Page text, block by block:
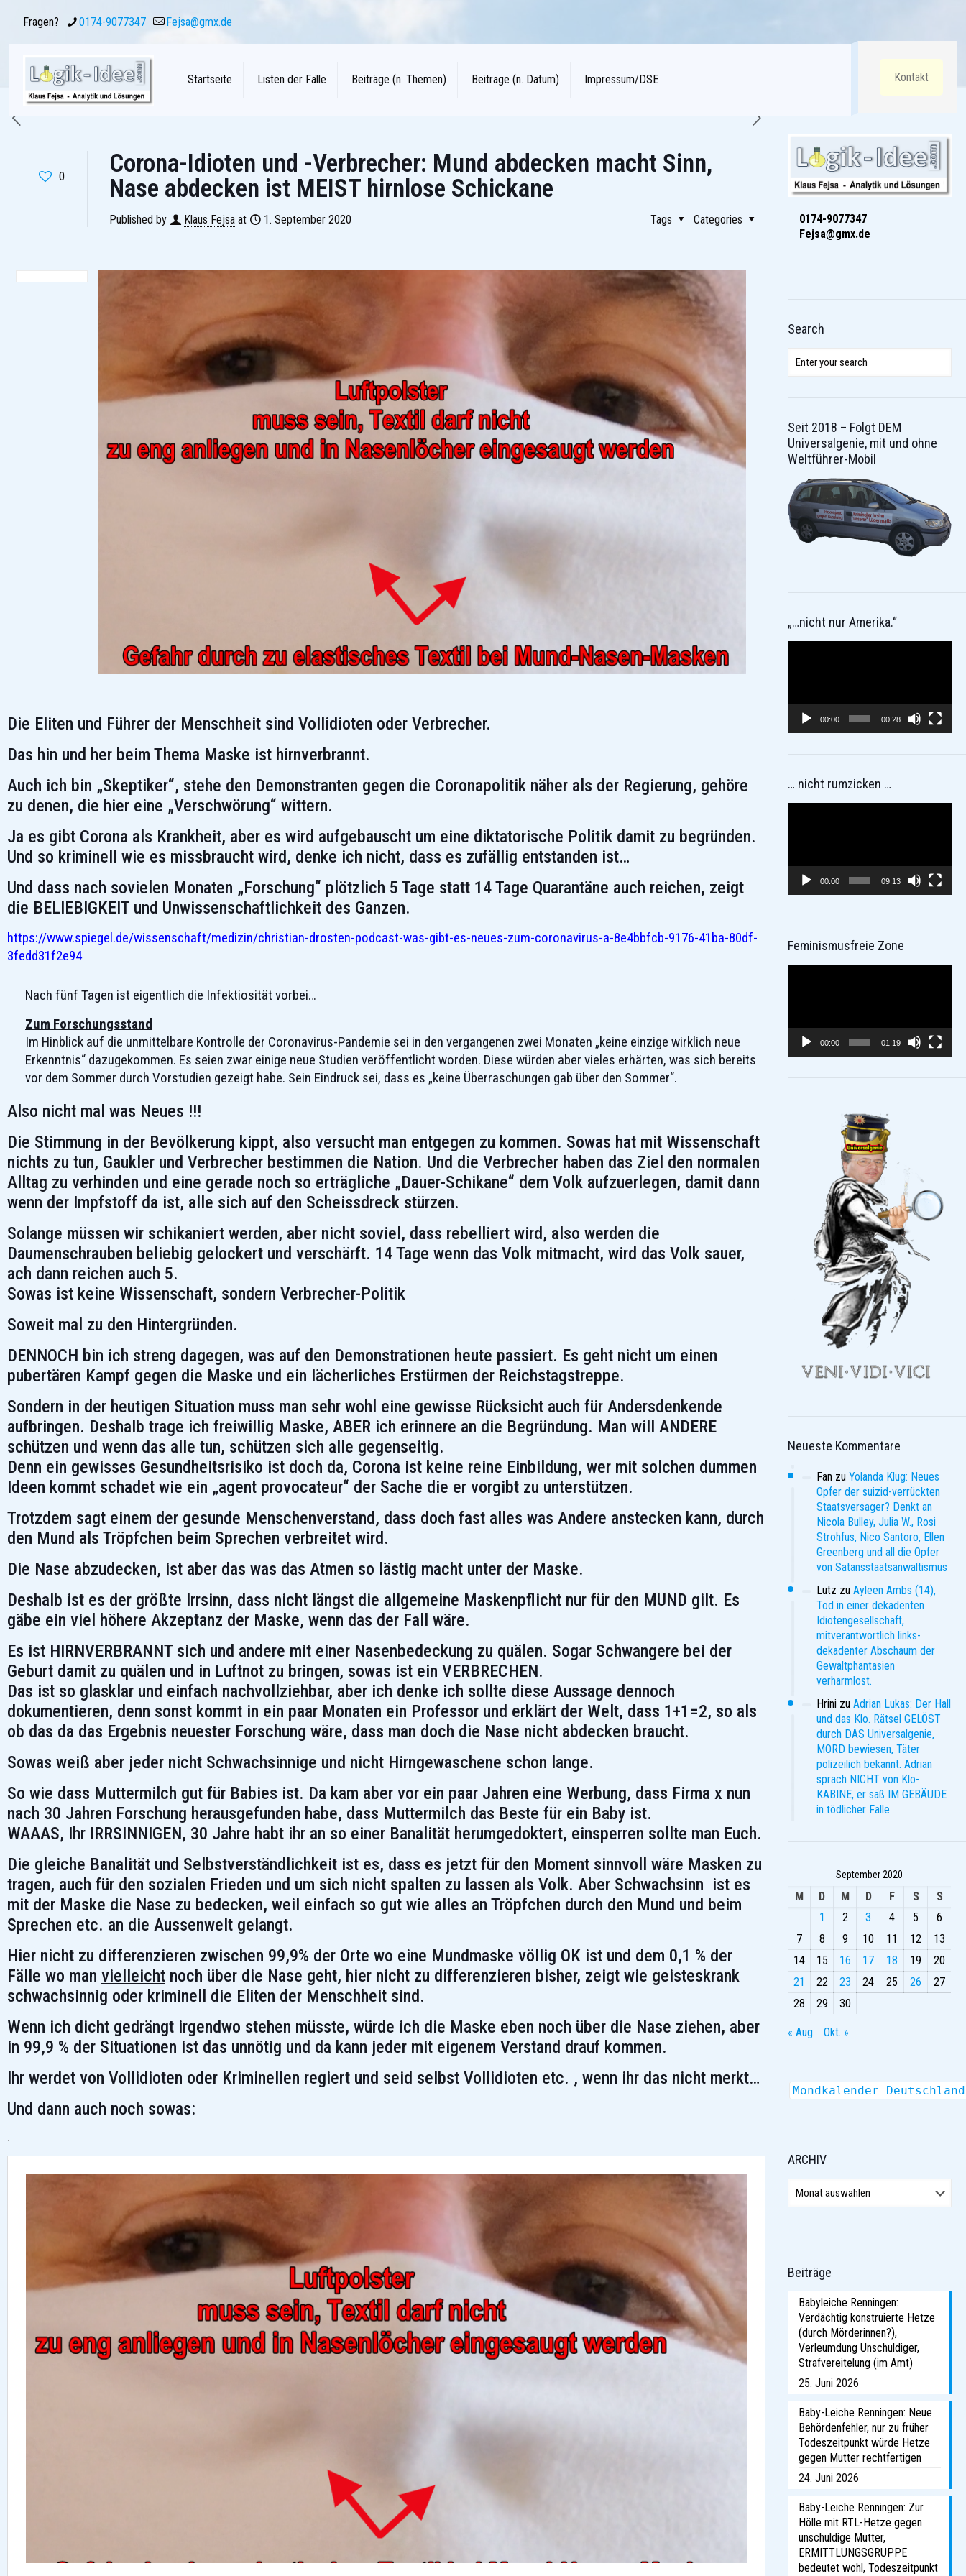
Fragen? 0174-9077347 Fejsa@gmx.de
Startseite Listen der Fälle Beiträge (n. Themen) Beiträge (n. Datum) Impressum/DSE Kontakt
0
Corona-Idioten und -Verbrecher: Mund abdecken macht Sinn,
Nase abdecken ist MEIST hirnlose Schickane
Published by Klaus Fejsa at 1. September 2020 Categories
Tags
Die Eliten und Führer der Menschheit sind Vollidioten oder Verbrecher.
Das hin und her beim Thema Maske ist hirnverbrannt.
Auch ich bin „Skeptiker“, stehe den Demonstranten gegen die Coronapolitik näher als der Regierung, gehöre
zu denen, die hier eine „Verschwörung“ wittern.
Ja es gibt Corona als Krankheit, aber es wird aufgebauscht um eine diktatorische Politik damit zu begründen.
Und so kriminell wie es missbraucht wird, denke ich nicht, dass es zufällig entstanden ist…
Und dass nach sovielen Monaten „Forschung“ plötzlich 5 Tage statt 14 Tage Quarantäne auch reichen, zeigt
die BELIEBIGKEIT und Unwissenschaftlichkeit des Ganzen.
https://www.spiegel.de/wissenschaft/medizin/christian-drosten-podcast-was-gibt-es-neues-zum-coronavirus-a-8e4bbfcb-9176-41ba-80df-
3fedd31f2e94
Nach fünf Tagen ist eigentlich die Infektiosität vorbei…
Zum Forschungsstand
Im Hinblick auf die unmittelbare Kontrolle der Coronavirus-Pandemie sei in den vergangenen zwei Monaten „keine einzige wirklich neue
Erkenntnis“ dazugekommen. Es seien zwar einige neue Studien veröffentlicht worden. Diese würden aber vieles erhärten, was sich bereits
vor dem Sommer durch Vorstudien gezeigt habe. Sein Eindruck sei, dass es „keine Überraschungen gab über den Sommer“.
Also nicht mal was Neues !!!
Die Stimmung in der Bevölkerung kippt, also versucht man entgegen zu kommen. Sowas hat mit Wissenschaft
nichts zu tun, Gaukler und Verbrecher bestimmen die Nation. Und die Verbrecher haben das Ziel den normalen
Alltag zu verhinden und eine gerade noch so erträgliche „Dauer-Schikane“ dem Volk aufzuerlegen, damit dann
wenn der Impfstoff da ist, alle sich auf den Scheissdreck stürzen.
Solange müssen wir schikaniert werden, aber nicht soviel, dass rebelliert wird, also werden die
Daumenschrauben beliebig gelockert und verschärft. 14 Tage wenn das Volk mitmacht, wird das Volk sauer,
ach dann reichen auch 5.
Sowas ist keine Wissenschaft, sondern Verbrecher-Politik
Soweit mal zu den Hintergründen.
DENNOCH bin ich streng dagegen, was auf den Demonstrationen heute passiert. Es geht nicht um einen
pubertären Kampf gegen die Maske und ein lächerliches Erstürmen der Reichstagstreppe.
Sondern in der heutigen Situation muss man sehr wohl eine gewisse Rücksicht auch für Andersdenkende
aufbringen. Deshalb trage ich freiwillig Maske, ABER ich erinnere an die Begründung. Man will ANDERE
schützen und wenn das alle tun, schützen sich alle gegenseitig.
Denn ein gewisses Gesundheitsrisiko ist doch da, Corona ist keine reine Einbildung, wer mit solchen dummen
Ideen kommt schadet wie ein „agent provocateur“ der Sache die er vorgibt zu unterstützen.
Trotzdem sagt einem der gesunde Menschenverstand, dass doch fast alles was Andere anstecken kann, durch
den Mund als Tröpfchen beim Sprechen verbreitet wird.
Die Nase abzudecken, ist aber das was das Atmen so lästig macht unter der Maske.
Deshalb ist es der größte Irrsinn, dass nicht längst die allgemeine Maskenpflicht nur für den MUND gilt. Es
gäbe ein viel höhere Akzeptanz der Maske, wenn das der Fall wäre.
Es ist HIRNVERBRANNT sich und andere mit einer Nasenbedeckung zu quälen. Sogar Schwangere bei der
Geburt damit zu quälen und in Luftnot zu bringen, sowas ist ein VERBRECHEN.
Das ist so glasklar und einfach nachvollziehbar, aber ich denke ich sollte diese Aussage dennoch
dokumentieren, denn sonst kommt in ein paar Monaten ein Professor und erklärt der Welt, dass 1+1=2, so als
ob das da das Ergebnis neuester Forschung wäre, dass man doch die Nase nicht abdecken braucht.
Sowas weiß aber jeder nicht Schwachsinnige und nicht Hirngewaschene schon lange.
So wie dass Muttermilch gut für Babies ist. Da kam aber vor ein paar Jahren eine Werbung, dass Firma x nun
nach 30 Jahren Forschung herausgefunden habe, dass Muttermilch das Beste für ein Baby ist.
WAAAS, Ihr IRRSINNIGEN, 30 Jahre habt ihr an so einer Banalität herumgedoktert, einsperren sollte man Euch.
Die gleiche Banalität und Selbstverständlichkeit ist es, dass es jetzt für den Moment sinnvoll wäre Masken zu
tragen, auch für den sozialen Frieden und um sich nicht spalten zu lassen als Volk. Aber Schwachsinn ist es
mit der Maske die Nase zu bedecken, weil einfach so gut wie alles an Tröpfchen durch den Mund und beim
Sprechen etc. an die Aussenwelt gelangt.
Hier nicht zu differenzieren zwischen 99,9% der Orte wo eine Mundmaske völlig OK ist und dem 0,1 % der
Fälle wo man vielleicht noch über die Nase geht, hier nicht zu differenzieren bisher, zeigt wie geisteskrank
schwachsinnig oder kriminell die Eliten der Menschheit sind.
Wenn ich dicht gedrängt irgendwo stehen müsste, würde ich die Maske eben noch über die Nase ziehen, aber
in 99,9 % der Situationen ist das unnötig und da kann jeder mit eigenem Verstand drauf kommen.
Ihr werdet von Vollidioten oder Kriminellen regiert und seid selbst Vollidioten etc. , wenn ihr das nicht merkt…
Und dann auch noch sowas:
.
0174-9077347
Fejsa@gmx.de
Search
Seit 2018 – Folgt DEM
Universalgenie, mit und ohne
Weltführer-Mobil
„…nicht nur Amerika.“
00:00 00:28
… nicht rumzicken …
00:00 09:13
Feminismusfreie Zone
00:00 01:19
Neueste Kommentare
Fan zuYolanda Klug: Neues
Opfer der suizid-verrückten
Staatsversager? Denkt an
Nicola Bulley, Julia W., Rosi
Strohfus, Nico Santoro, Ellen
Greenberg und all die Opfer
von Satansstaatsanwaltismus
Lutz zuAyleen Ambs (14),
Tod in einer dekadenten
Idiotengesellschaft,
mitverantwortlich links-
dekadenter Abschaum der
Gewaltphantasien
verharmlost.
Hrini zuAdrian Lukas: Der Hall
und das Klo. Rätsel GELÖST
durch DAS Universalgenie,
MORD bewiesen, Täter
polizeilich bekannt. Adrian
sprach NICHT von Klo-
KABINE, er saß IM GEBÄUDE
in tödlicher Falle
September 2020
M D M D F S
S
1
2 3 4 5
6
7
8 9 10 11 12
13
14
15 16 17 18 19
20
21
22 23 24 25 26
27
28
29 30
« Aug. Okt. »
Mondkalender Deutschland
ARCHIV
Beiträge
Babyleiche Renningen:
Verdächtig konstruierte Hetze
(durch Mörderinnen?),
Verleumdung Unschuldiger,
Strafvereitelung (im Amt)
25. Juni 2026
Baby-Leiche Renningen: Neue
Behördenfehler, nur zu früher
Todeszeitpunkt würde Hetze
gegen Mutter rechtfertigen
24. Juni 2026
Baby-Leiche Renningen: Zur
Hölle mit RTL-Hetze gegen
unschuldige Mutter,
ERMITTLUNGSGRUPPE
bedeutet wohl, Todeszeitpunkt